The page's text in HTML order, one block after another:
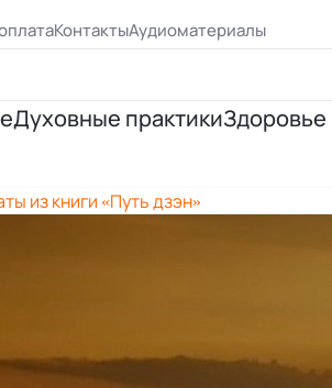
КонтактыАудиоматериалы
Духовные практики
Цигун, рэйки
из книги «Путь дзэн»